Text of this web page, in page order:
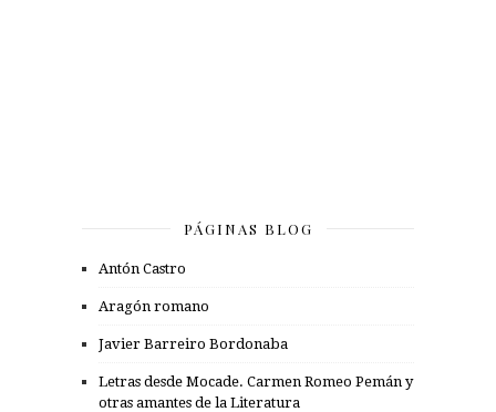
PÁGINAS BLOG
Antón Castro
Aragón romano
Javier Barreiro Bordonaba
Letras desde Mocade. Carmen Romeo Pemán y
otras amantes de la Literatura